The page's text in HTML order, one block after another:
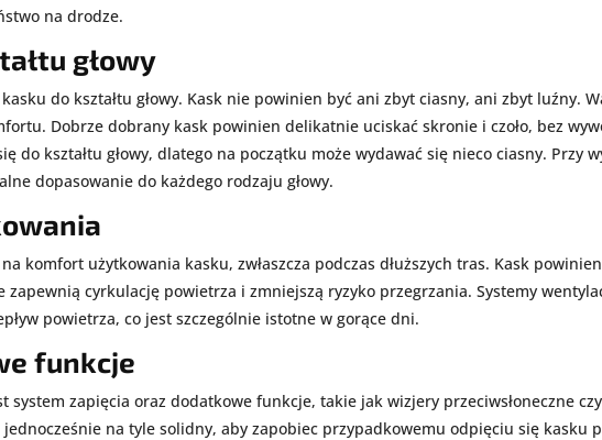
na drodze.
głowy
do kształtu głowy. Kask nie powinien być ani zbyt ciasny, ani zbyt luźny.
Dobrze dobrany kask powinien delikatnie uciskać skronie i czoło, bez
do kształtu głowy, dlatego na początku może wydawać się nieco ciasny. Przy
dopasowanie do każdego rodzaju głowy.
komfort użytkowania kasku, zwłaszcza podczas dłuższych tras. Kask
cyrkulację powietrza i zmniejszą ryzyko przegrzania. Systemy
powietrza, co jest szczególnie istotne w gorące dni.
funkcje
zapięcia oraz dodatkowe funkcje, takie jak wizjery przeciwsłoneczne
jednocześnie na tyle solidny, aby zapobiec przypadkowemu odpięciu się kasku